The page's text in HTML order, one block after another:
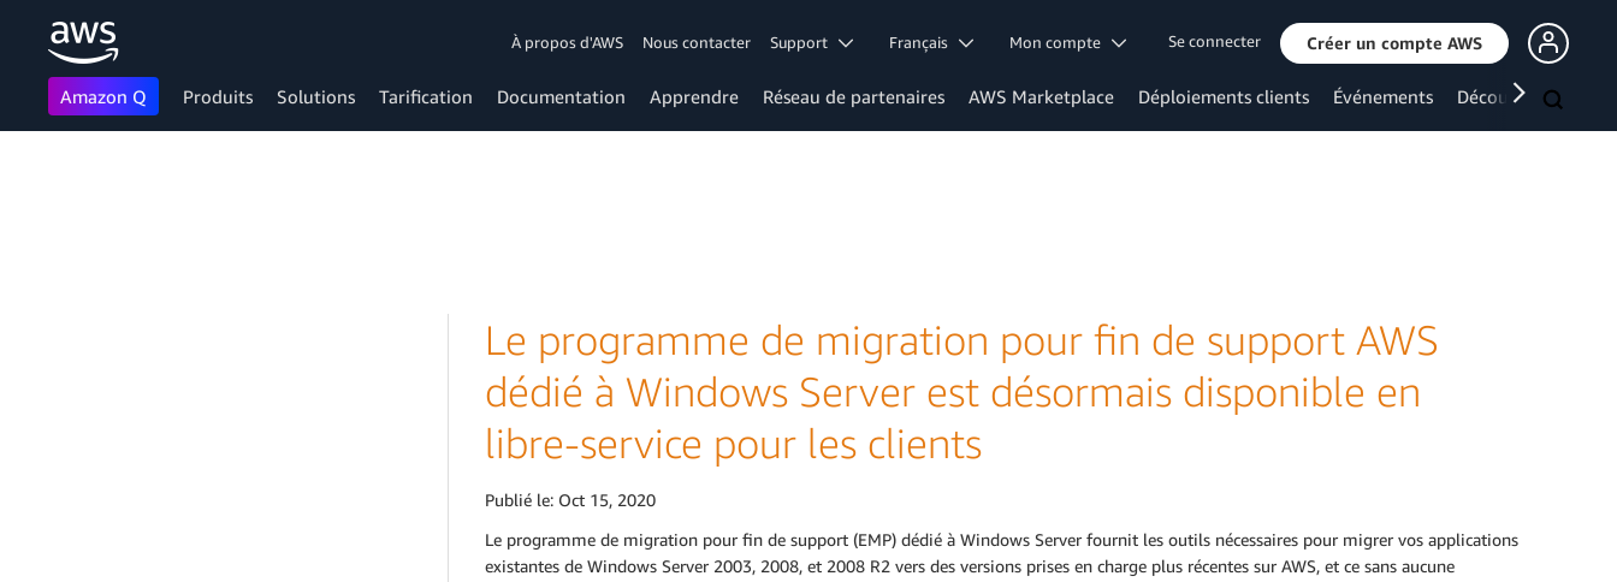
À propos d'AWS Nous contacter Support Français Mon compte Se connecter Créer un compte AWS
Amazon Q Produits Solutions Tarification Documentation Apprendre Réseau de partenaires AWS Marketplace Déploiements clients Événements Découvrir
Le programme de migration pour fin de support AWS
dédié à Windows Server est désormais disponible en
libre-service pour les clients
Publié le: Oct 15, 2020
Le programme de migration pour fin de support (EMP) dédié à Windows Server fournit les outils nécessaires pour migrer vos applications
existantes de Windows Server 2003, 2008, et 2008 R2 vers des versions prises en charge plus récentes sur AWS, et ce sans aucune